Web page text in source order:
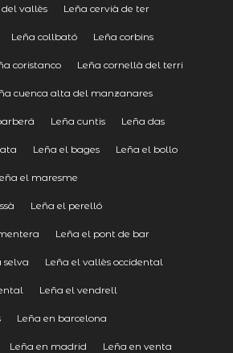
vallès Leña cervià de ter
Leña collbató Leña corbins
coristanco Leña cornellà del terri
cuenca alta del manzanares
Leña cuntis Leña das
Leña el bages Leña el bollo
el maresme
Leña el perelló
Leña el pont de bar
selva Leña el vallès occidental
Leña el vendrell
Leña en barcelona
Leña en madrid Leña en venta